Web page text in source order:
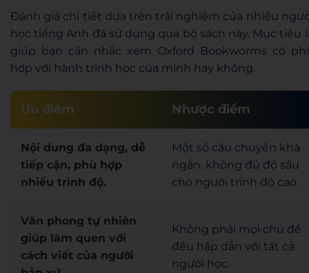
Đánh giá chi tiết dựa trên trải nghiệm của nhiều
học tiếng Anh đã sử dụng qua bộ sách này. Mục tiêu
giúp bạn cân nhắc xem Oxford Bookworms có
hợp với hành trình học của mình hay không.
Ưu điểm Nhược điểm
Nội dung đa dạng, dễ
tiếp cận, phù hợp
nhiều trình độ.
Một số câu chuyện khá
ngắn, không đủ độ sâu
cho người trình độ cao.
Văn phong tự nhiên
giúp làm quen với
cách viết của người
Không phải mọi chủ đề
đều hấp dẫn với tất cả
người học.